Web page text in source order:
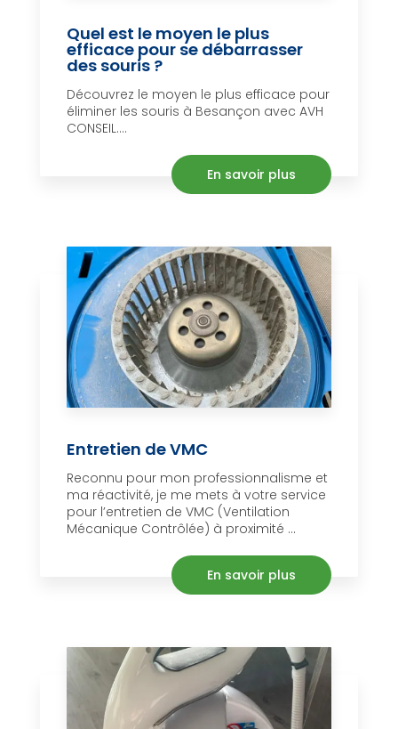
Quel est le moyen le plus
efficace pour se débarrasser
des souris ?
Découvrez le moyen le plus efficace pour
éliminer les souris à Besançon avec AVH
CONSEIL....
En savoir plus
Entretien de VMC
Reconnu pour mon professionnalisme et
ma réactivité, je me mets à votre service
pour l’entretien de VMC (Ventilation
Mécanique Contrôlée) à proximité ...
En savoir plus